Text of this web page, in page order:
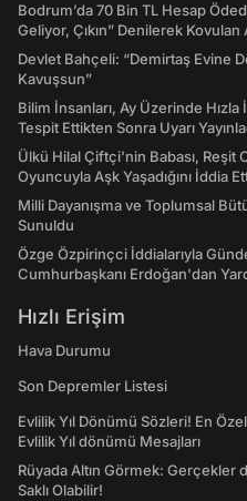
Bodrum’da 70 Bin TL Hesap
Geliyor, Çıkın” Denilerek
Devlet Bahçeli: “Demirtaş Evine
Kavuşsun”
Bilim İnsanları, Ay Üzerinde
Tespit Ettikten Sonra Uyarı
Ülkü Hilal Çiftçi'nin Babası, Reşit
Oyuncuyla Aşk Yaşadığını İddia
Milli Dayanışma ve Toplumsal
Sunuldu
Özge Özpirinçci İddialarıyla
Cumhurbaşkanı Erdoğan'dan
Hızlı Erişim
Hava Durumu
Son Depremler Listesi
Evlilik Yıl Dönümü Sözleri! En
Evlilik Yıl dönümü Mesajları
Rüyada Altın Görmek: Gerçekler
Saklı Olabilir!